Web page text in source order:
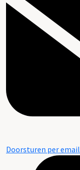
Doorsturen per email